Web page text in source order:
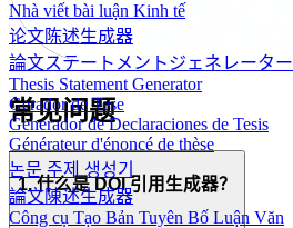
Nhà viết bài luận Kinh tế
论文陈述生成器
論文ステートメントジェネレーター
Thesis Statement Generator
Gerador de Tese
Generador de Declaraciones de Tesis
Générateur d'énoncé de thèse
논문 주제 생성기
論文陳述生成器
Công cụ Tạo Bản Tuyên Bố Luận Văn
常见问题
1. 什么是 DOI 引用生成器？